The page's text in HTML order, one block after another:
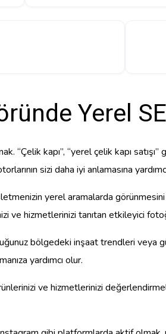
Yerel
“Çelik kapı”, “yerel çelik kapı
sizi daha iyi anlamasına
yerel aramalarda
ve hizmetlerinizi tanıtan etkileyici
bölgedeki inşaat trendleri veya
yardımcı olur.
ve hizmetlerinizi